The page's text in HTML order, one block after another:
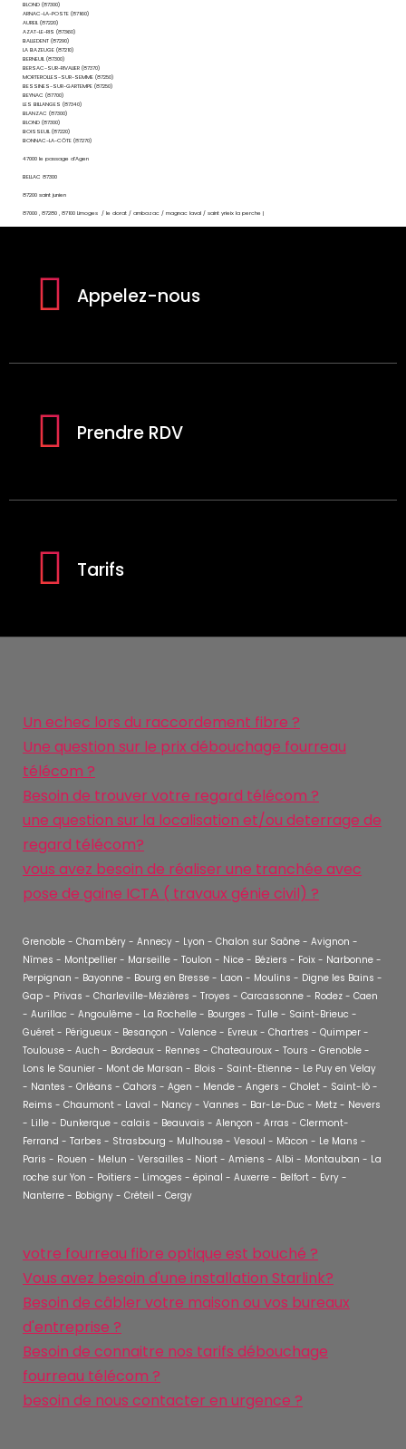
BLOND (87300)
ARNAC-LA-POSTE (87160)
AUREIL (87220)
AZAT-LE-RIS (87360)
BALLEDENT (87290)
LA BAZEUGE (87210)
BERNEUIL (87300)
BERSAC-SUR-RIVALIER (87370)
MORTEROLLES-SUR-SEMME (87250)
BESSINES-SUR-GARTEMPE (87250)
BEYNAC (87700)
LES BILLANGES (87340)
BLANZAC (87300)
BLOND (87300)
BOISSEUIL (87220)
BONNAC-LA-CÔTE (87270)
47000 le passage d’Agen
BELLAC 87300
87200 saint junien
87000 , 87280 , 87100 Limoges / le dorat / ambazac / magnac laval / saint yrieix la perche |
Appelez-nous
Prendre RDV
Tarifs
Un echec lors du raccordement fibre ?
Une question sur le prix débouchage fourreau
télécom ?
Besoin de trouver votre regard télécom ?
une question sur la localisation et/ou deterrage de
regard télécom?
vous avez besoin de réaliser une tranchée avec
pose de gaine ICTA ( travaux génie civil) ?
Grenoble - Chambéry - Annecy - Lyon - Chalon sur Saône - Avignon -
Nîmes - Montpellier - Marseille - Toulon - Nice - Béziers - Foix - Narbonne -
Perpignan - Bayonne - Bourg en Bresse - Laon - Moulins - Digne les Bains -
Gap - Privas - Charleville-Mézières - Troyes - Carcassonne - Rodez - Caen
- Aurillac - Angoulême - La Rochelle - Bourges - Tulle - Saint-Brieuc -
Guéret - Périgueux - Besançon - Valence - Evreux - Chartres - Quimper -
Toulouse - Auch - Bordeaux - Rennes - Chateauroux - Tours - Grenoble -
Lons le Saunier - Mont de Marsan - Blois - Saint-Etienne - Le Puy en Velay
- Nantes - Orléans - Cahors - Agen - Mende - Angers - Cholet - Saint-lô -
Reims - Chaumont - Laval - Nancy - Vannes - Bar-Le-Duc - Metz - Nevers
- Lille - Dunkerque - calais - Beauvais - Alençon - Arras - Clermont-
Ferrand - Tarbes - Strasbourg - Mulhouse - Vesoul - Mâcon - Le Mans -
Paris - Rouen - Melun - Versailles - Niort - Amiens - Albi - Montauban - La
roche sur Yon - Poitiers - Limoges - épinal - Auxerre - Belfort - Evry -
Nanterre - Bobigny - Créteil - Cergy
votre fourreau fibre optique est bouché ?
Vous avez besoin d'une installation Starlink?
Besoin de câbler votre maison ou vos bureaux
d'entreprise ?
Besoin de connaitre nos tarifs débouchage
fourreau télécom ?
besoin de nous contacter en urgence ?